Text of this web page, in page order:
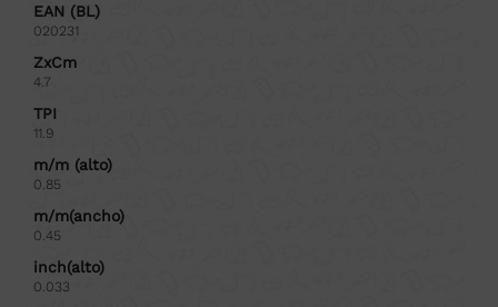
EAN (BL)
020231
ZxCm
4.7
TPI
11.9
m/m (alto)
0.85
m/m(ancho)
0.45
inch(alto)
0.033